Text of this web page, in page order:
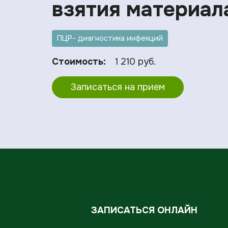
взятия
ПЦР- диагностика инфекций
Стоимость: 1 210 руб.
Записаться на прием
ЗАПИСАТЬСЯ ОНЛАЙН